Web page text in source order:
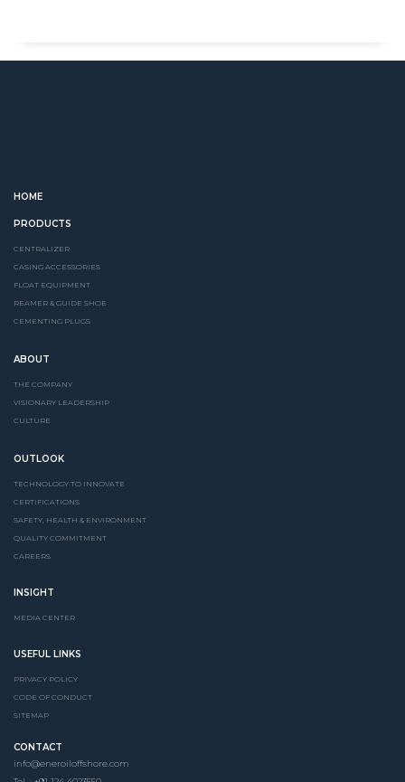
HOME
PRODUCTS
CENTRALIZER
CASING ACCESSORIES
FLOAT EQUIPMENT
REAMER & GUIDE SHOE
CEMENTING PLUGS
ABOUT
THE COMPANY
VISIONARY LEADERSHIP
CULTURE
OUTLOOK
TECHNOLOGY TO INNOVATE
CERTIFICATIONS
SAFETY, HEALTH & ENVIRONMENT
QUALITY COMMITMENT
CAREERS
INSIGHT
MEDIA CENTER
USEFUL LINKS
PRIVACY POLICY
CODE OF CONDUCT
SITEMAP
CONTACT
info@eneroiloffshore.com